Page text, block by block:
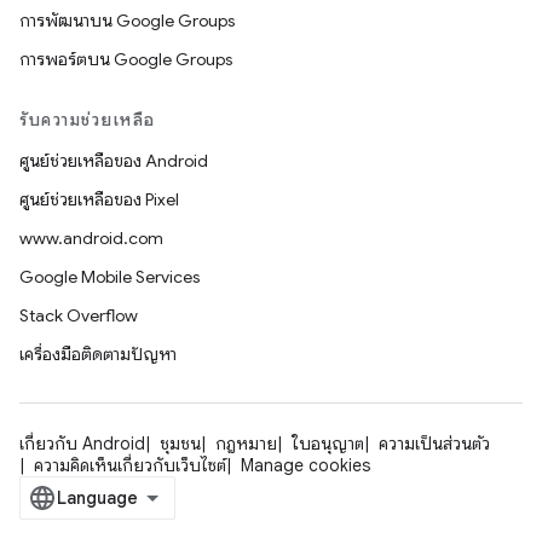
การพัฒนาบน Google Groups
การพอร์ตบน Google Groups
รับความช่วยเหลือ
ศูนย์ช่วยเหลือของ Android
ศูนย์ช่วยเหลือของ Pixel
www.android.com
Google Mobile Services
Stack Overflow
เครื่องมือติดตามปัญหา
เกี่ยวกับ Android ชุมชน กฎหมาย ใบอนุญาต
ความเป็นส่วนตัว
ความคิดเห็นเกี่ยวกับเว็บไซต์
Manage cookies